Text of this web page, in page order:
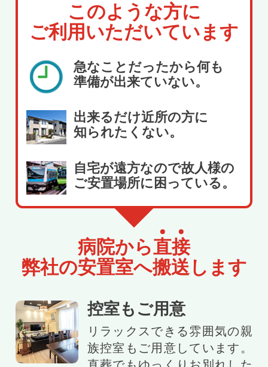
このような方に
ご利用いただいています
急なことだったから何も
準備が出来ていない。
出来るだけ近所の方に
知られたくない。
自宅が遠方なので故人様の
ご安置場所に困っている。
病院から直接
弊社の安置室へ搬送します
控室もご用意
リラックスできる雰囲気の親
族控室もご用意しています。